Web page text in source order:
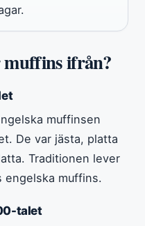
ifrån?
muffinsen
De var jästa, platta
Traditionen lever
engelska muffins.
talet